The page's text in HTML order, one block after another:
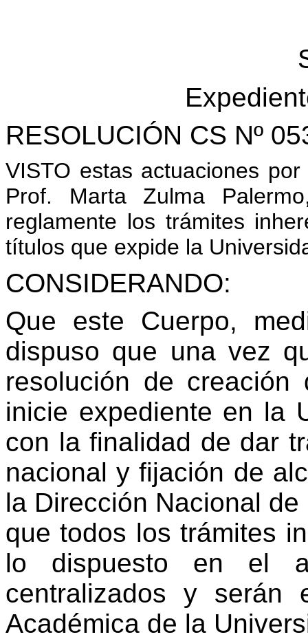
RESOLUCIÓN CS Nº
VISTO estas actuaciones
Prof. Marta Zulma
reglamente los trámites
títulos que expide la
CONSIDERANDO:
Que este Cuerpo,
dispuso que una vez
resolución de
inicie expediente en la
con la finalidad de dar
nacional y fijación de
la Dirección Nacional
que todos los trámites
lo dispuesto en el
centralizados y serán
Académica de la